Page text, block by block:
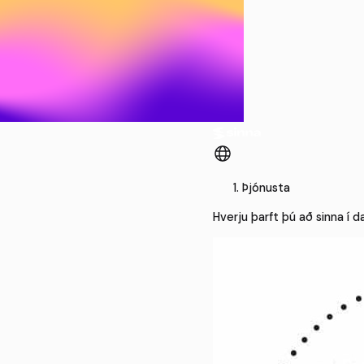
Þjónusta
Hverju þarft þú að sinna í